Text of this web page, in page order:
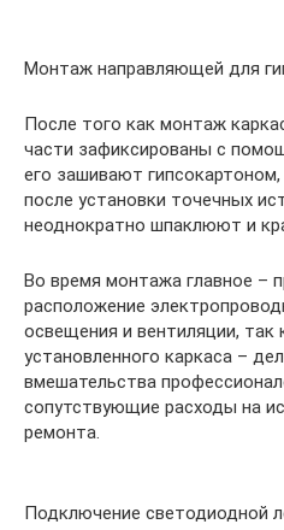
Монтаж направляющей для
После того как монтаж
части зафиксированы с
его зашивают
после установки точечных
неоднократно шпаклюют и
Во время монтажа главное –
расположение
освещения и вентиляции,
установленного каркаса –
вмешательства
сопутствующие расходы на
ремонта.
Подключение светодиодной